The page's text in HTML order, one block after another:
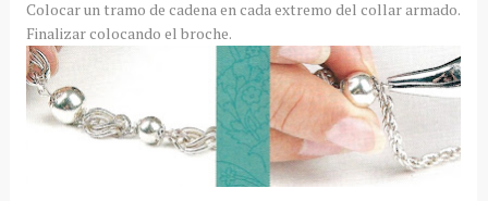
Colocar un tramo de cadena en cada extremo del collar armado.
Finalizar colocando el broche.